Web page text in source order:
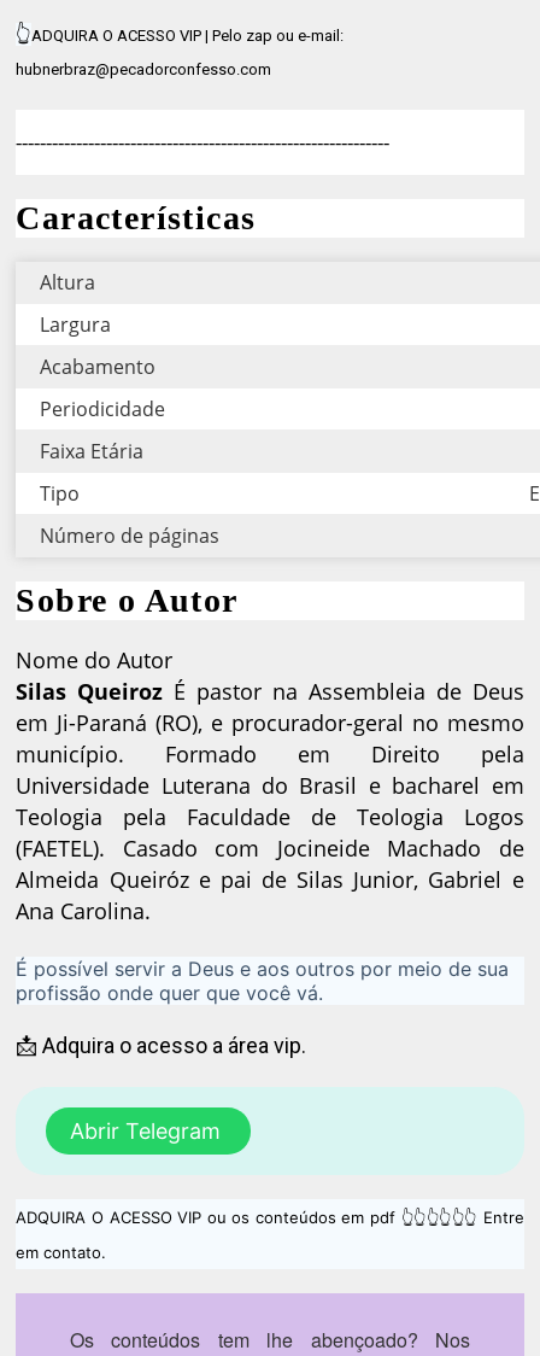
👆ADQUIRA O ACESSO VIP | Pelo zap ou e-mail:
hubnerbraz@pecadorconfesso.com
--------------------------------------------------------------
Características
Altura
Largura
Acabamento
Periodicidade
Faixa Etária
Tipo
Número de páginas
Sobre o Autor
Nome do Autor
Silas Queiroz É pastor na Assembleia de Deus
em Ji-Paraná (RO), e procurador-geral no mesmo
município. Formado em Direito pela
Universidade Luterana do Brasil e bacharel em
Teologia pela Faculdade de Teologia Logos
(FAETEL). Casado com Jocineide Machado de
Almeida Queiróz e pai de Silas Junior, Gabriel e
Ana Carolina.
É possível servir a Deus e aos outros por meio de sua
profissão onde quer que você vá.
📩 Adquira o acesso a área vip.
Abrir Telegram
ADQUIRA O ACESSO VIP ou os conteúdos em pdf 👆👆👆👆👆👆 Entre
em contato.
Os conteúdos tem lhe abençoado? Nos